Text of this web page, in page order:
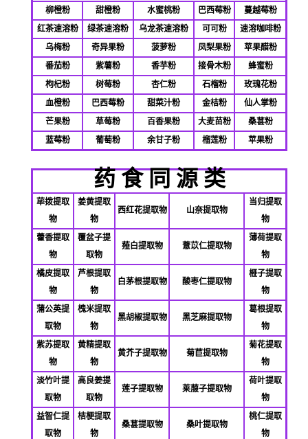
柳橙粉 甜橙粉 水蜜桃粉 巴西莓粉
蔓越莓粉
红茶速溶粉
绿茶速溶粉 乌龙茶速溶粉 可可粉
速溶咖啡粉
乌梅粉
奇异果粉 菠萝粉 凤梨果粉
苹果醋粉
番茄粉
紫薯粉 香芋粉 接骨木粉
蜂蜜粉
枸杞粉
树莓粉 杏仁粉 石榴粉
玫瑰花粉
血橙粉
巴西莓粉 甜菜汁粉 金桔粉
仙人掌粉
芒果粉
草莓粉 百香果粉 大麦苗粉
桑葚粉
蓝莓粉
葡萄粉 余甘子粉 榴莲粉 苹果粉
药 食 同 源 类
荜拨提取
物
姜黄提取
物
西红花提取物 山奈提取物
当归提取
物
藿香提取
物
覆盆子提
取物
薤白提取物 薏苡仁提取物
薄荷提取
物
橘皮提取
物
芦根提取
物
白茅根提取物 酸枣仁提取物
榧子提取
物
蒲公英提
取物
槐米提取
物
黑胡椒提取物 黑芝麻提取物
葛根提取
物
紫苏提取
物
黄精提取
物
黄芥子提取物 菊苣提取物
菊花提取
物
淡竹叶提
取物
高良姜提
取物
莲子提取物 莱菔子提取物
荷叶提取
物
益智仁提
取物
桔梗提取
物
桑葚提取物 桑叶提取物
桃仁提取
物